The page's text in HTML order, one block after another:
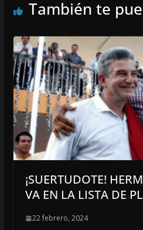
También te
¡SUERTUDOTE!
VA EN LA LISTA DE
22 febrero, 2024